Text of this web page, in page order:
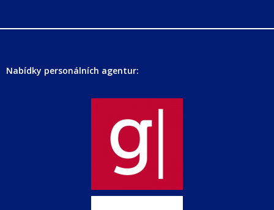
Nabídky personálních agentur: